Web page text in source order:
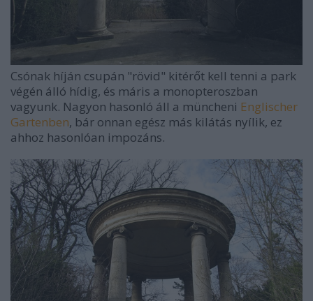
Csónak híján csupán "rövid" kitérőt kell tenni a park
végén álló hídig, és máris a monopteroszban
vagyunk. Nagyon hasonló áll a müncheni Englischer
Gartenben, bár onnan egész más kilátás nyílik, ez
ahhoz hasonlóan impozáns.